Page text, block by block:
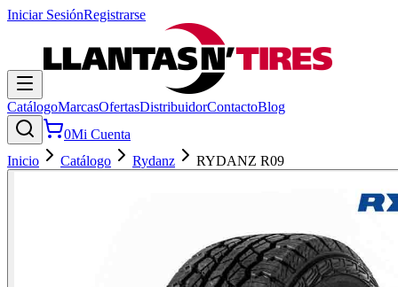
Iniciar SesiónRegistrarse
CatálogoMarcasOfertasDistribuidorContactoBlog
0Mi Cuenta
Inicio
Catálogo Rydanz RYDANZ R09